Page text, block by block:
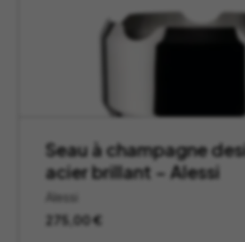
Seau à champagne
acier brillant – Alessi
Alessi
275,00€